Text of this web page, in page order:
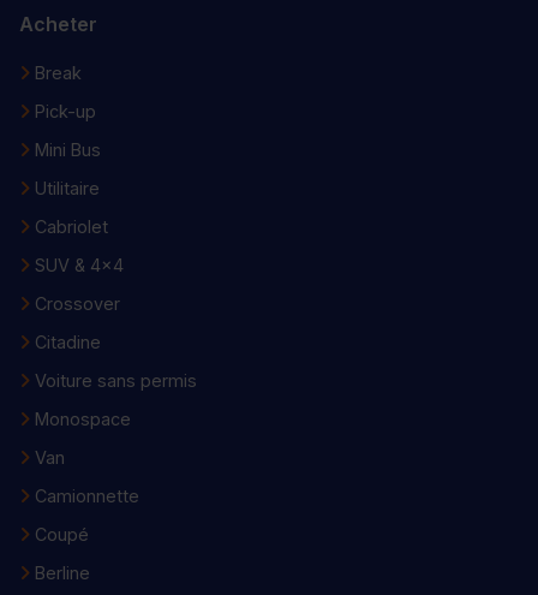
Acheter
Break
Pick-up
Mini Bus
Utilitaire
Cabriolet
SUV & 4x4
Crossover
Citadine
Voiture sans permis
Monospace
Van
Camionnette
Coupé
Berline